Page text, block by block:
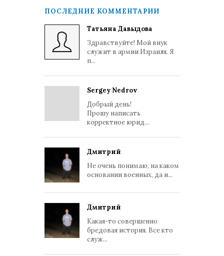
ПОСЛЕДНИЕ КОММЕНТАРИИ
Татьяна Давыдова
Здравствуйте! Мой внук
служит в армии Израиля. Я
п...
Sergey Nedrov
Добрый день!
Прошу написать
корректное юрид...
Дмитрий
Не очень понимаю, на каком
основании военных, да и...
Дмитрий
Какая-то совершенно
бредовая история. Все кто
служ...